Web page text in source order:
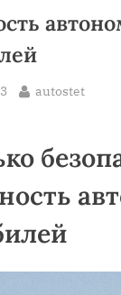
By
autostet